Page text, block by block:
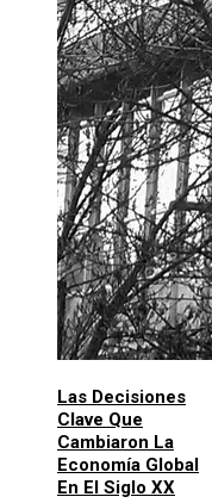
Las Decisiones
Clave Que
Cambiaron La
Economía Global
En El Siglo XX